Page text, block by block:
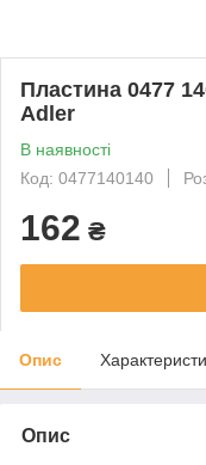
Пластина 0477
Adler
В наявності
Код: 0477140140
162 ₴
Опис
Опис